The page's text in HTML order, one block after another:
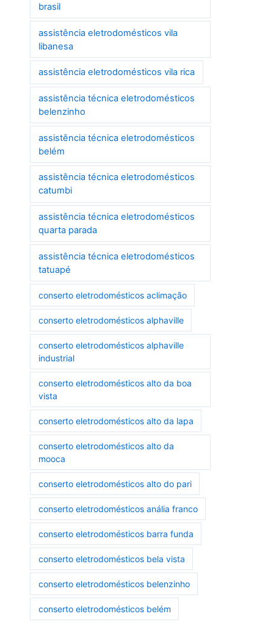
brasil
assistência eletrodomésticos vila
libanesa
assistência eletrodomésticos vila rica
assistência técnica eletrodomésticos
belenzinho
assistência técnica eletrodomésticos
belém
assistência técnica eletrodomésticos
catumbi
assistência técnica eletrodomésticos
quarta parada
assistência técnica eletrodomésticos
tatuapé
conserto eletrodomésticos aclimação
conserto eletrodomésticos alphaville
conserto eletrodomésticos alphaville
industrial
conserto eletrodomésticos alto da boa
vista
conserto eletrodomésticos alto da lapa
conserto eletrodomésticos alto da
mooca
conserto eletrodomésticos alto do pari
conserto eletrodomésticos anália franco
conserto eletrodomésticos barra funda
conserto eletrodomésticos bela vista
conserto eletrodomésticos belenzinho
conserto eletrodomésticos belém